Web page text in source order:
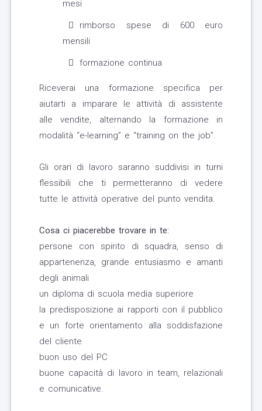
mesi
rimborso spese di 600 euro
mensili
formazione continua
Riceverai una formazione specifica per
aiutarti a imparare le attività di assistente
alle vendite, alternando la formazione in
modalità “e-learning” e “training on the job”.
Gli orari di lavoro saranno suddivisi in turni
flessibili che ti permetteranno di vedere
tutte le attività operative del punto vendita.
Cosa ci piacerebbe trovare in te:
persone con spirito di squadra, senso di
appartenenza, grande entusiasmo e amanti
degli animali
un diploma di scuola media superiore
la predisposizione ai rapporti con il pubblico
e un forte orientamento alla soddisfazione
del cliente
buon uso del PC
buone capacità di lavoro in team, relazionali
e comunicative.